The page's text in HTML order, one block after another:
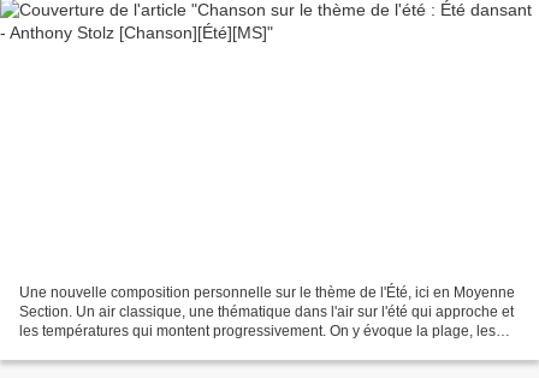
Une nouvelle composition personnelle sur le thème de l'Été, ici en Moyenne
Section. Un air classique, une thématique dans l'air sur l'été qui approche et
les températures qui montent progressivement. On y évoque la plage, les